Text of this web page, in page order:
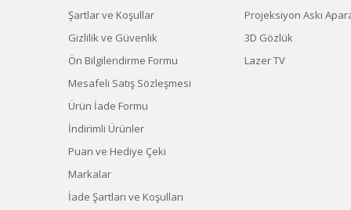
Şartlar ve Koşullar
Gizlilik ve Güvenlik
Ön Bilgilendirme Formu
Mesafeli Satış Sözleşmesi
Ürün İade Formu
İndirimli Ürünler
Puan ve Hediye Çeki
Markalar
İade Şartları ve Koşulları
Projeksiyon Askı
3D Gözlük
Lazer TV